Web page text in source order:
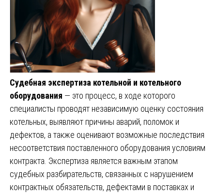
Судебная экспертиза котельной и котельного
оборудования — это процесс, в ходе которого
специалисты проводят независимую оценку состояния
котельных, выявляют причины аварий, поломок и
дефектов, а также оценивают возможные последствия
несоответствия поставленного оборудования условиям
контракта. Экспертиза является важным этапом
судебных разбирательств, связанных с нарушением
контрактных обязательств, дефектами в поставках и